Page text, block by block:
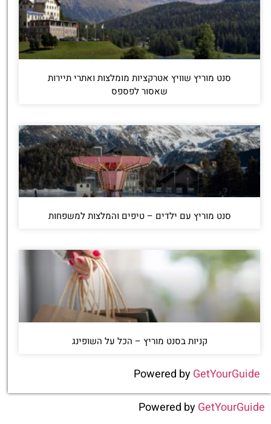
סנט מוריץ שוויץ אטרקציות מומלצות ואתרי תיירות
שאסור לפספס
סנט מוריץ עם ילדים – טיפים והמלצות למשפחות
קניות בסנט מוריץ – הכל על השופינג
Powered byGetYourGuide
Powered byGetYourGuide